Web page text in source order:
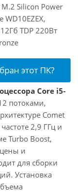
Silicon Power
WD10EZEX,
TDP 220Вт
этот ПК?
Core i5-
потоками,
Comet
2,9 ГГц и
Turbo Boost,
и
для сборки
Установка